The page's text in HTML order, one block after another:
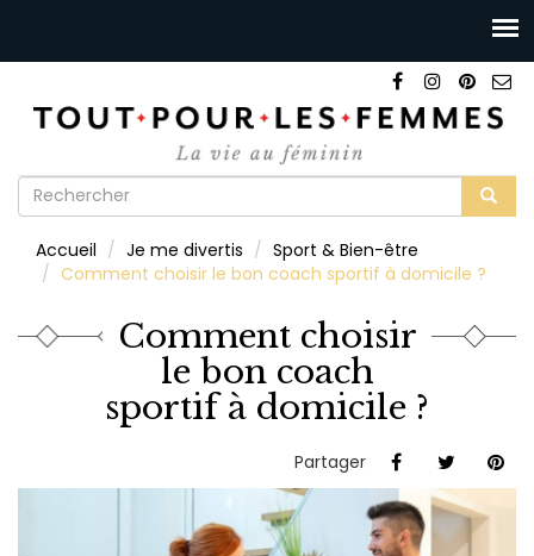
Formulaire
recherche
Accueil Je me divertis
Sport & Bien-être
Comment choisir le bon coach sportif à domicile ?
Comment choisir
le bon coach
sportif à domicile ?
Partager